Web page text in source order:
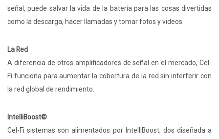
señal, puede salvar la vida de la batería para las cosas divertidas
como la descarga, hacer llamadas y tomar fotos y videos.
La Red
A diferencia de otros amplificadores de señal en el mercado, Cel-
Fi funciona para aumentar la cobertura de la red sin interferir con
la red global de rendimiento.
IntelliBoost©
Cel-Fi sistemas son alimentados por IntelliBoost, dos diseñada a